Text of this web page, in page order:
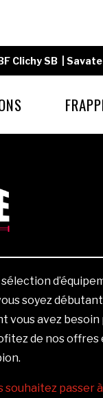
Clichy SB
soyez
vous avez
de nos offres
passer